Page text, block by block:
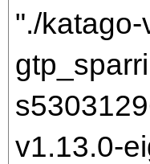
"./
v1.13.0-